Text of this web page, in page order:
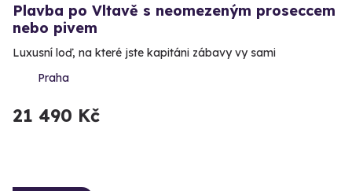
Plavba po Vltavě s neomezeným proseccem
nebo pivem
Luxusní loď, na které jste kapitáni zábavy vy sami
Praha
21 490 Kč